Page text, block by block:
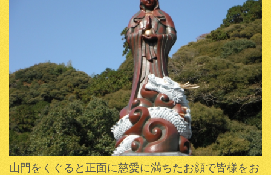
山門をくぐると正面に慈愛に満ちたお顔で皆様をお